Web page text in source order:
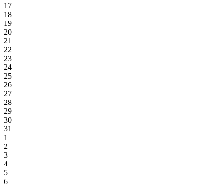
17
18
19
20
21
22
23
24
25
26
27
28
29
30
31
1
2
3
4
5
6